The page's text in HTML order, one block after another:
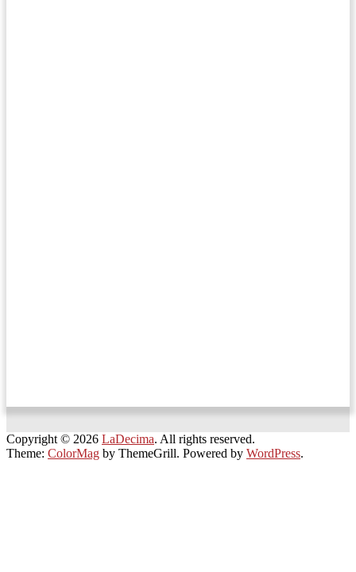
Copyright © 2026 LaDecima. All rights reserved.
Theme: ColorMag by ThemeGrill. Powered by WordPress.